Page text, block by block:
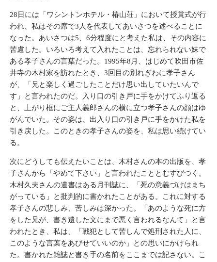
28日には「ワシントンホテル・椿山荘」において授賞式が行
われ、私はその席で3人を代表してあいさつを述べることに
なった。あいさつは5、6分程度にと考えた私は、その内容に
苦慮した。いろいろ考えて入れたことは、忘れられない妹で
ある孝子さんの言葉だった。1995年8月、はじめて吹田市佐
井寺の木村家を訪れたとき、3回目の別れぎわに孝子さん
が、「兄と楽しく過ごしたことだけ思い出していたいんで
す」と言われたのだ。入り口の引き戸に手をかけてふり返る
と、上がり框にご主人義郎さんの横に立つ孝子さんの顔はゆ
がんでいた。その姿は、出入り口の引き戸に手をかけた私を
引き戻した。このときの孝子さんの姿を、私は思い続けてい
る。
次にどうしても伝えたいことは、木村さんの本の出版を、孝
子さんから「やめて下さい」と言われたこととむすびつく。
木村久夫さんの遺書はある月刊誌に、「死の意義づけはまち
がっている」と批判的に書かれたことがある。これに対する
孝子さんの悲しみ、苦しみは深かった。「あのような死に方
をした兄が、書き遺した文にまで悪く言われるなんて」と言
われたとき、私は、「戦犯として苦しんで処刑された人に、
このような言葉をあびせていいのか」との思いにかけられ
た。書かれた雑誌と書き手の名前をここまでは記さない。こ